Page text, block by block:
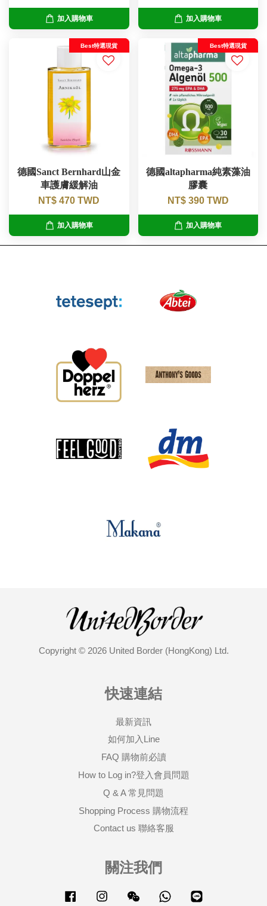
加入購物車 加入購物車
Best特選現貨
德國Sanct Bernhard山金
車護膚緩解油
NT$ 470 TWD
加入購物車
Best特選現貨
德國altapharma純素藻油
膠囊
NT$ 390 TWD
加入購物車
Copyright © 2026 United Border (HongKong) Ltd.
快速連結
最新資訊
如何加入Line
FAQ 購物前必讀
How to Log in?登入會員問題
Q & A 常見問題
Shopping Process 購物流程
Contact us 聯絡客服
關注我們
Facebook Instagram Wechat Whatsapp